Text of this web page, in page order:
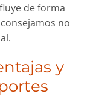
de forma
no
y